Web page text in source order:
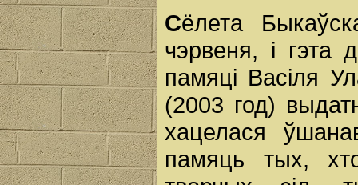
Сёлета
чэрвеня, і гэта
памяці Васіля
(2003 год)
хацелася
памяць тых,